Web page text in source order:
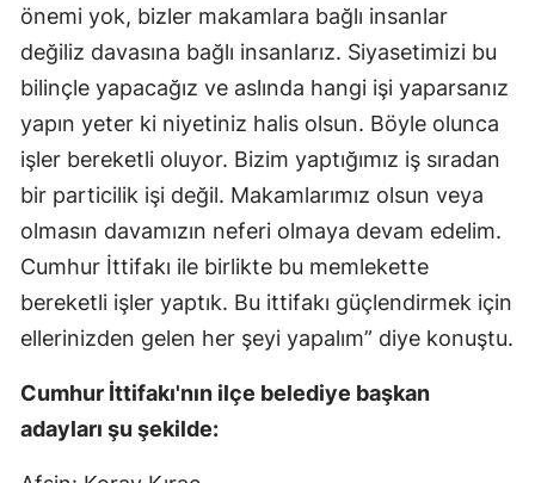
önemi yok, bizler makamlara bağlı insanlar
değiliz davasına bağlı insanlarız. Siyasetimizi bu
bilinçle yapacağız ve aslında hangi işi yaparsanız
yapın yeter ki niyetiniz halis olsun. Böyle olunca
işler bereketli oluyor. Bizim yaptığımız iş sıradan
bir particilik işi değil. Makamlarımız olsun veya
olmasın davamızın neferi olmaya devam edelim.
Cumhur İttifakı ile birlikte bu memlekette
bereketli işler yaptık. Bu ittifakı güçlendirmek için
ellerinizden gelen her şeyi yapalım” diye konuştu.
Cumhur İttifakı'nın ilçe belediye başkan
adayları şu şekilde: